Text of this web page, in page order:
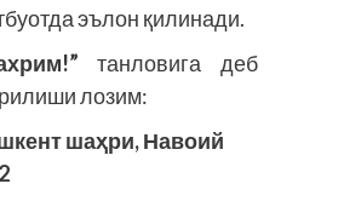
эълон қилинади.
танловига деб
лозим:
шаҳри, Навоий